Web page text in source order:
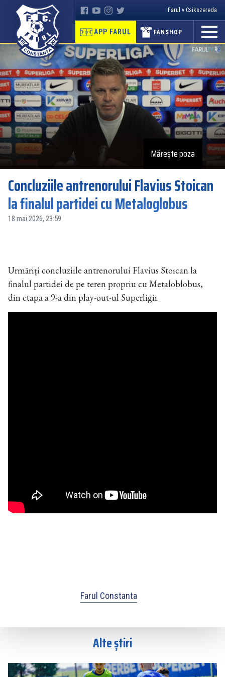
Farul v Csikszereda
APP FARUL FANSHOP
Mărește poza
Concluziile antrenorului Flavius Stoican
la finalul partidei cu Metaloglobus
18 mai 2026, 23:59
Urmăriți concluziile antrenorului Flavius Stoican la
finalul partidei de pe teren propriu cu Metaloblobus,
din etapa a 9-a din play-out-ul Superligii.
Farul Constanta
Alte știri